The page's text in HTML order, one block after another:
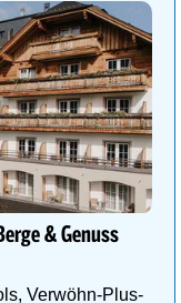
& Genuss
Verwöhn-Plus-